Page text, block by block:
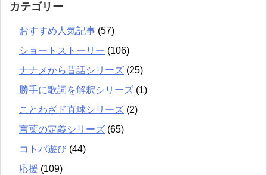
カテゴリー
おすすめ人気記事 (57)
ショートストーリー (106)
ナナメから昔話シリーズ (25)
勝手に歌詞を解釈シリーズ (1)
ことわざド直球シリーズ (2)
言葉の定義シリーズ (65)
コトバ遊び (44)
応援 (109)